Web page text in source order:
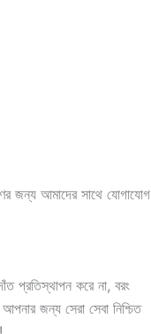
জন্য আমাদের সাথে যোগাযোগ
প্রতিস্থাপন করে না, বরং
জন্য সেরা সেবা নিশ্চিত